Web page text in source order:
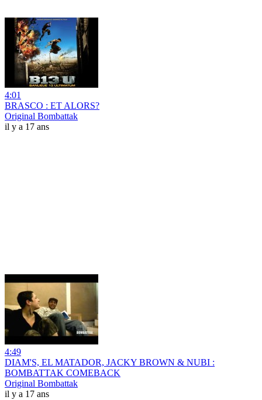
4:01
BRASCO : ET ALORS?
Original Bombattak
il y a 17 ans
4:49
DIAM'S, EL MATADOR, JACKY BROWN & NUBI :
BOMBATTAK COMEBACK
Original Bombattak
il y a 17 ans